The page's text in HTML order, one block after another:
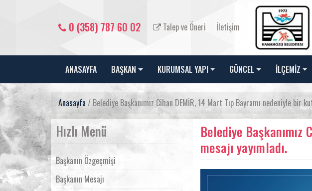
0 (358) 787 60 02 Talep ve Öneri İletişim
ANASAYFA BAŞKAN KURUMSAL YAPI GÜNCEL İLÇEMİZ
Anasayfa / Belediye Başkanımız Cihan DEMİR, 14 Mart Tıp Bayramı nedeniyle bir
Hızlı Menü
Başkanın Özgeçmişi
Başkanın Mesajı
Belediye
mesajı yayımladı.